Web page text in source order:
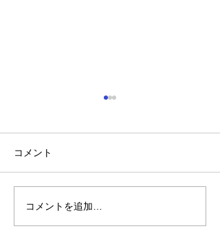
コメント
コメントを追加…